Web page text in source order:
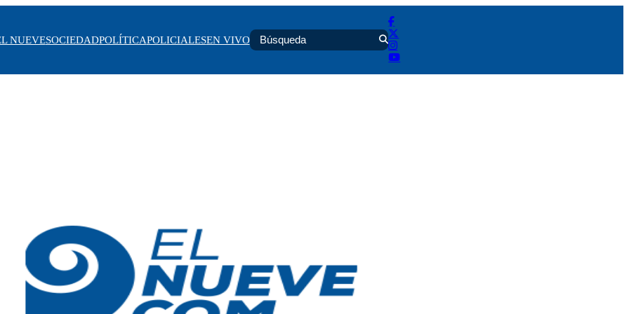
NUEVESOCIEDADPOLÍTICAPOLICIALESEN VIVO